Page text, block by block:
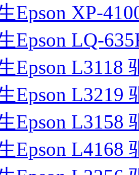
Epson XP-
Epson LQ-
Epson L3118
Epson L3219
Epson L3158
Epson L4168